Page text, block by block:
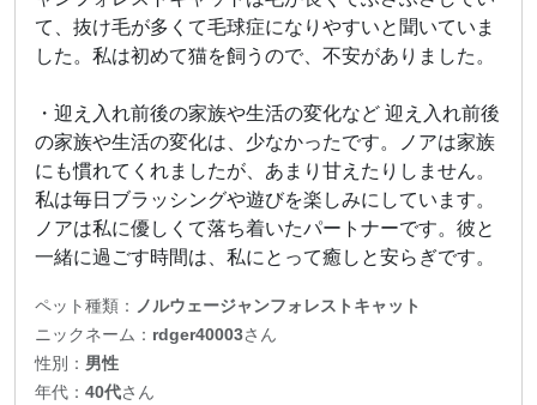
て、抜け毛が多くて毛球症になりやすいと聞いていま
した。私は初めて猫を飼うので、不安がありました。
・迎え入れ前後の家族や生活の変化など 迎え入れ前後
の家族や生活の変化は、少なかったです。ノアは家族
にも慣れてくれましたが、あまり甘えたりしません。
私は毎日ブラッシングや遊びを楽しみにしています。
ノアは私に優しくて落ち着いたパートナーです。彼と
一緒に過ごす時間は、私にとって癒しと安らぎです。
ペット種類：
ノルウェージャンフォレストキャット
ニックネーム： rdger40003さん
性別： 男性
年代： 40代さん